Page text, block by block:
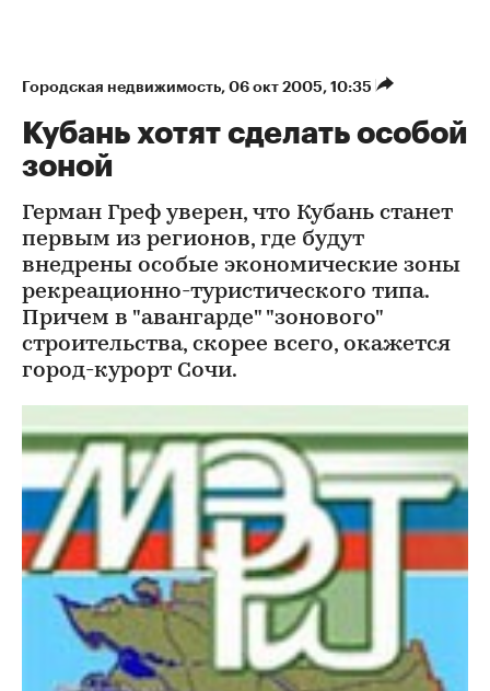
Городская недвижимость⁠, 06 окт 2005, 10:35
Кубань хотят сделать особой
зоной
Герман Греф уверен, что Кубань станет
первым из регионов, где будут
внедрены особые экономические зоны
рекреационно-туристического типа.
Причем в "авангарде" "зонового"
строительства, скорее всего, окажется
город-курорт Сочи.